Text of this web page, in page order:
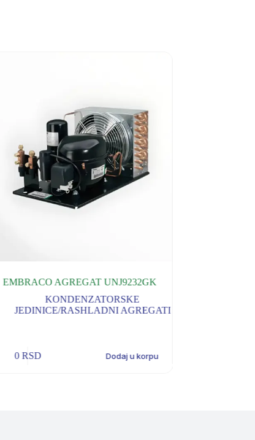
EMBRACO AGREGAT UNJ9232GK
KONDENZATORSKE
JEDINICE/RASHLADNI AGREGATI
0 RSD Dodaj u korpu